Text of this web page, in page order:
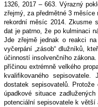
1326, 2017 – 663. Výrazný
zřejmý, za předmětné 3
rekordní měsíc 2014. Zkusme
dat je patrno, že po kulminaci
Jde zřejmě jednak o reakci
vyčerpání „zásob“ dlužníků,
účinností insolvenčního
příčinou extrémně velkého
kvalifikovaného
dostatek sepisovatelů.
úpadkové situace
potenciální sepisovatele k